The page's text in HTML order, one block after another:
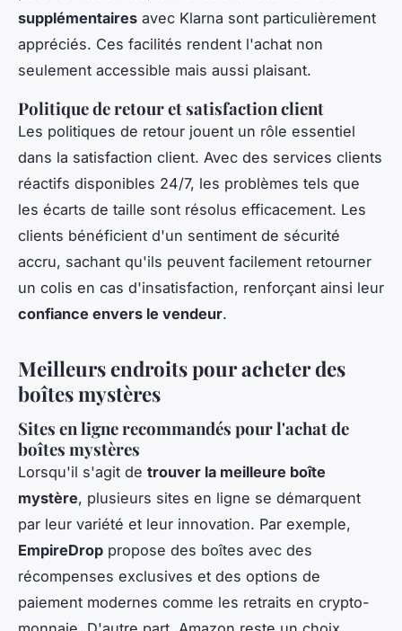
supplémentaires avec Klarna sont particulièrement
appréciés. Ces facilités rendent l'achat non
seulement accessible mais aussi plaisant.
Politique de retour et satisfaction client
Les politiques de retour jouent un rôle essentiel
dans la satisfaction client. Avec des services clients
réactifs disponibles 24/7, les problèmes tels que
les écarts de taille sont résolus efficacement. Les
clients bénéficient d'un sentiment de sécurité
accru, sachant qu'ils peuvent facilement retourner
un colis en cas d'insatisfaction, renforçant ainsi leur
confiance envers le vendeur.
Meilleurs endroits pour acheter des
boîtes mystères
Sites en ligne recommandés pour l'achat de
boîtes mystères
Lorsqu'il s'agit de trouver la meilleure boîte
mystère, plusieurs sites en ligne se démarquent
par leur variété et leur innovation. Par exemple,
EmpireDrop propose des boîtes avec des
récompenses exclusives et des options de
paiement modernes comme les retraits en crypto-